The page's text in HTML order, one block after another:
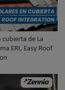
cubierta de La
ERI, Easy Roof